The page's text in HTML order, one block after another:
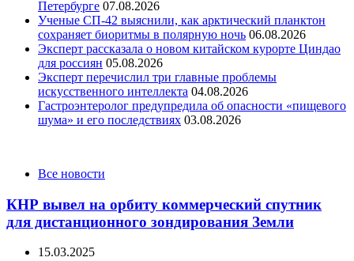
Петербурге 07.08.2026
Ученые СП-42 выяснили, как арктический планктон
сохраняет биоритмы в полярную ночь 06.08.2026
Эксперт рассказала о новом китайском курорте Циндао
для россиян 05.08.2026
Эксперт перечислил три главные проблемы
искусственного интеллекта 04.08.2026
Гастроэнтеролог предупредила об опасности «пищевого
шума» и его последствиях 03.08.2026
CategoriesВсе новости
КНР вывел на орбиту коммерческий спутник
для дистанционного зондирования Земли
15.03.2025